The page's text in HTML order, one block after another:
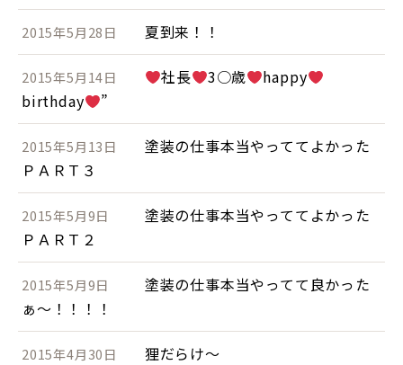
2015年5月28日 夏到来！！
2015年5月14日 社長 3○歳
happy
birthday
”
2015年5月13日
塗装の仕事本当やっててよかった
ＰＡＲＴ３
2015年5月9日
塗装の仕事本当やっててよかった
ＰＡＲＴ２
2015年5月9日
塗装の仕事本当やってて良かった
ぁ～！！！！
2015年4月30日 狸だらけ～